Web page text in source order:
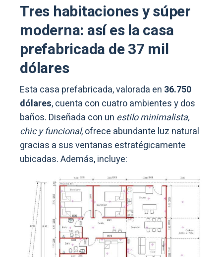
Tres habitaciones y súper
moderna: así es la casa
prefabricada de 37 mil
dólares
Esta casa prefabricada, valorada en 36.750
dólares, cuenta con cuatro ambientes y dos
baños. Diseñada con un estilo minimalista,
chic y funcional, ofrece abundante luz natural
gracias a sus ventanas estratégicamente
ubicadas. Además, incluye: